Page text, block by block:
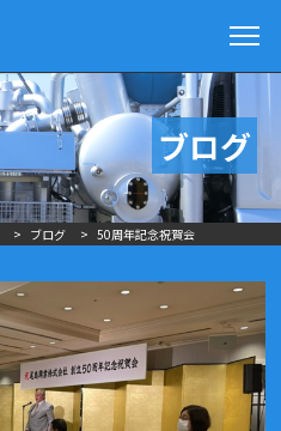
ブログ
> ブログ > 50周年記念祝賀会